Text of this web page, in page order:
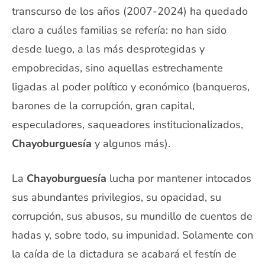
transcurso de los años (2007-2024) ha quedado
claro a cuáles familias se refería: no han sido
desde luego, a las más desprotegidas y
empobrecidas, sino aquellas estrechamente
ligadas al poder político y económico (banqueros,
barones de la corrupción, gran capital,
especuladores, saqueadores institucionalizados,
Chayoburguesía y algunos más).
La Chayoburguesía lucha por mantener intocados
sus abundantes privilegios, su opacidad, su
corrupción, sus abusos, su mundillo de cuentos de
hadas y, sobre todo, su impunidad. Solamente con
la caída de la dictadura se acabará el festín de